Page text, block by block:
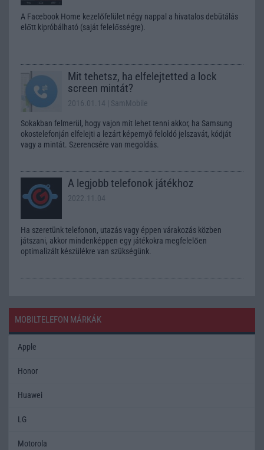
A Facebook Home kezelőfelület négy nappal a hivatalos debütálás
előtt kipróbálható (saját felelősségre).
Mit tehetsz, ha elfelejtetted a lock
screen mintát?
2016.01.14 | SamMobile
Sokakban felmerül, hogy vajon mit lehet tenni akkor, ha Samsung
okostelefonján elfelejti a lezárt képernyõ feloldó jelszavát, kódját
vagy a mintát. Szerencsére van megoldás.
A legjobb telefonok játékhoz
2022.11.04
Ha szeretünk telefonon, utazás vagy éppen várakozás közben
játszani, akkor mindenképpen egy játékokra megfelelően
optimalizált készülékre van szükségünk.
MOBILTELEFON MÁRKÁK
Apple
Honor
Huawei
LG
Motorola